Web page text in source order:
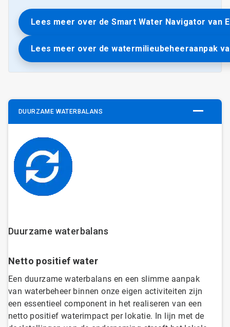
Lees meer over de Smart Water Navigator van
Lees meer over de watermilieubeheeraanpak
DUURZAME WATERBALANS
Duurzame waterbalans
Netto positief water
Een duurzame waterbalans en een slimme aanpak
van waterbeheer binnen onze eigen activiteiten zijn
een essentieel component in het realiseren van een
netto positief waterimpact per lokatie. In lijn met de